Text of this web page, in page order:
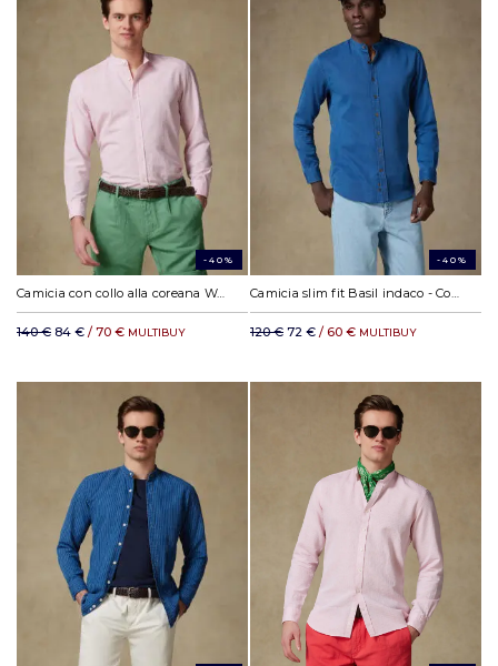
-40%
Camicia con collo alla coreana Wayne in lino rosa
140 € 84 € / 70 € MULTIBUY
-40%
120 € 72 € / 60 € MULTIBUY